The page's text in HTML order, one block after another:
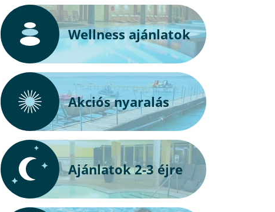
Wellness ajánlatok
Akciós nyaralás
Ajánlatok 2-3 éjre